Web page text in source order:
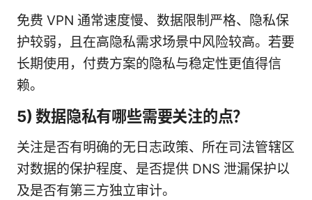
免费 VPN 通常速度慢、数据限制严格、隐私保
护较弱，且在高隐私需求场景中风险较高。若要
长期使用，付费方案的隐私与稳定性更值得信
赖。
5) 数据隐私有哪些需要关注的点？
关注是否有明确的无日志政策、所在司法管辖区
对数据的保护程度、是否提供 DNS 泄漏保护以
及是否有第三方独立审计。